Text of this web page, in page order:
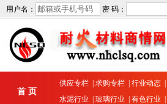
用户名： 密 码：
首 页
供应专栏 求购专栏 行业动态
水泥行业
玻璃行业 有色行业